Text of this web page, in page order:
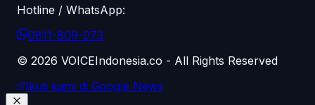
Hotline / WhatsApp:
0811-809-073
© 2026 VOICEIndonesia.co - All Rights Reserved
Ikuti kami di Google News